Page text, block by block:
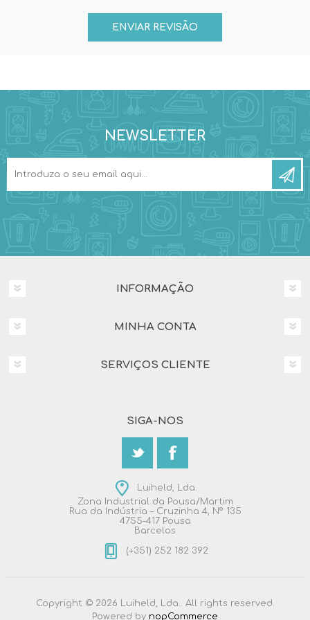
NEWSLETTER
INFORMAÇÃO
MINHA CONTA
SERVIÇOS CLIENTE
SIGA-NOS
Luiheld, Lda.
Zona Industrial da Pousa/Martim
Rua da Indústria – Cruzinha 4, Nº 135
4755-417 Pousa
Barcelos
(+351) 252 182 392
Copyright © 2026 Luiheld, Lda.. All rights reserved.
Powered by nopCommerce